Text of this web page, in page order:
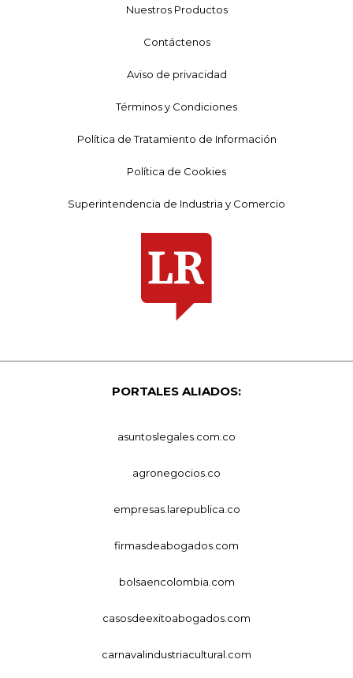
Nuestros Productos
Contáctenos
Aviso de privacidad
Términos y Condiciones
Política de Tratamiento de Información
Política de Cookies
Superintendencia de Industria y Comercio
PORTALES ALIADOS:
asuntoslegales.com.co
agronegocios.co
empresas.larepublica.co
firmasdeabogados.com
bolsaencolombia.com
casosdeexitoabogados.com
carnavalindustriacultural.com